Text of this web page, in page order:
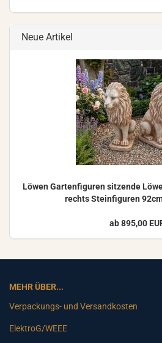
Neue Artikel
Löwen Gar­ten­fi­gu­ren sit­zen­de
rechts Stein­fi­gu­ren
ab 895,00
MEHR ÜBER...
Verpackungs- und Versandkosten
ElektroG/WEEE